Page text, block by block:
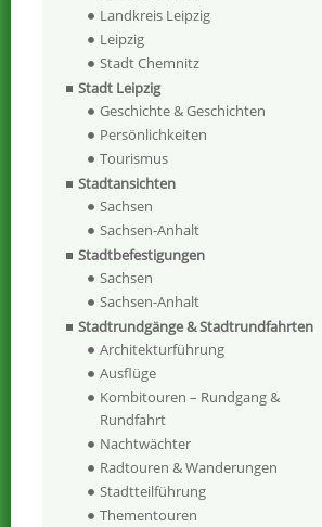
Landkreis Leipzig
Leipzig
Stadt Chemnitz
Stadt Leipzig
Geschichte & Geschichten
Persönlichkeiten
Tourismus
Stadtansichten
Sachsen
Sachsen-Anhalt
Stadtbefestigungen
Sachsen
Sachsen-Anhalt
Stadtrundgänge & Stadtrundfahrten
Architekturführung
Ausflüge
Kombitouren – Rundgang &
Rundfahrt
Nachtwächter
Radtouren & Wanderungen
Stadtteilführung
Thementouren